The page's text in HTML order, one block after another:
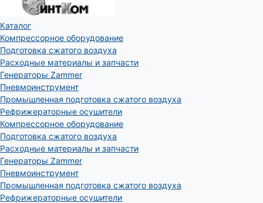
Каталог
Компрессорное оборудование
Подготовка сжатого воздуха
Расходные материалы и запчасти
Генераторы Zammer
Пневмоинструмент
Промышленная подготовка сжатого воздуха
Рефрижераторные осушители
Компрессорное оборудование
Подготовка сжатого воздуха
Расходные материалы и запчасти
Генераторы Zammer
Пневмоинструмент
Промышленная подготовка сжатого воздуха
Рефрижераторные осушители